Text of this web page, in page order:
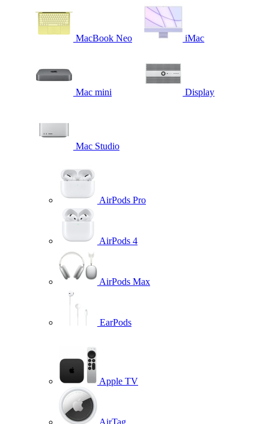
MacBook Neo iMac
Mac mini Display
Mac Studio
AirPods Pro
AirPods 4
AirPods Max
EarPods
Apple TV